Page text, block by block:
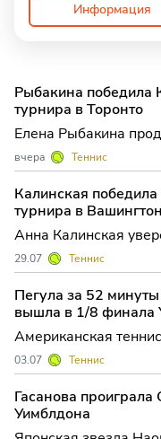
Информация
Рыбакина победила
турнира в Торонто
Елена Рыбакина
на престижном
подтвердив статус
соревнования. Во
теннисистка
Касаткиной,
вчера Теннис
Калинская
турнира в
Анна Калинская
турнире WTA 500 в
убедительную
ныне выступает под
встреча не только
второй круг, но и д
29.07 Теннис
Пегула за 52
вышла в 1/8 финала
Американская
уверенно
подтверждая статус
турнира. В третьем
оставила шансов
одержав быструю поб
03.07 Теннис
Гасанова проиграла
Уимблдона